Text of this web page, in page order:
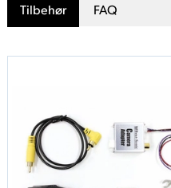
Tilbehør FAQ